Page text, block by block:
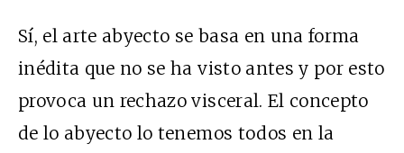
Sí, el arte abyecto se basa en una forma
inédita que no se ha visto antes y por esto
provoca un rechazo visceral. El concepto
de lo abyecto lo tenemos todos en la